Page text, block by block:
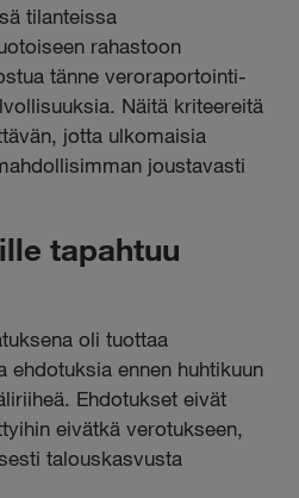
tilanteissa
rahastoon
tänne veroraportointi-
Näitä kriteereitä
jotta ulkomaisia
joustavasti
tapahtuu
oli tuottaa
ehdotuksia ennen huhtikuun
Ehdotukset eivät
eivätkä verotukseen,
talouskasvusta